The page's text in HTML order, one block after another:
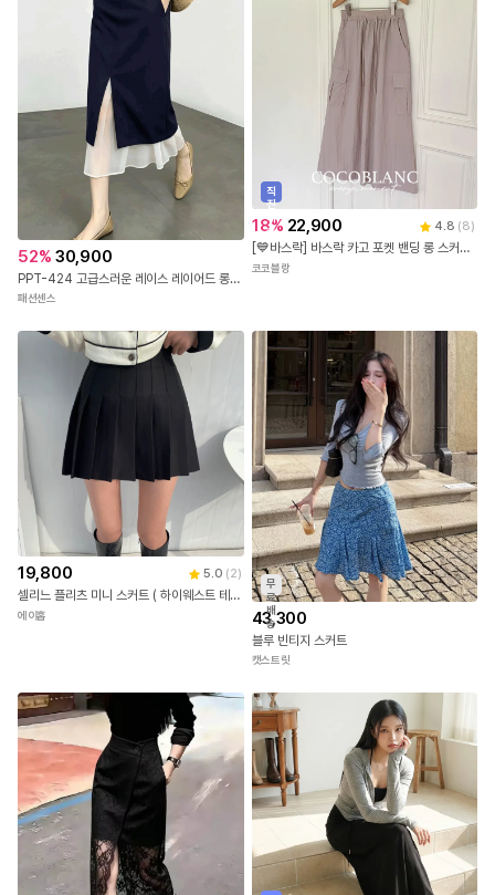
52% 30,900
PPT-424 고급스러운 레이스 레이어드 롱 스커트
패션센스
직
진
배
송
18% 22,900 4.8 (8)
[💙바스락] 바스락 카고 포켓 밴딩 롱 스커트 / 롱스커트 / 롱치마 / 카고스커트 / 카고치마 / 밴딩스커트 / 장마룩 / 휴가룩
코코블랑
19,800 5.0 (2)
셀리느 플리츠 미니 스커트 ( 하이웨스트 테니스 숏 치마 )
에이홉
무
료
배
송
43,300
블루 빈티지 스커트
캣스트릿